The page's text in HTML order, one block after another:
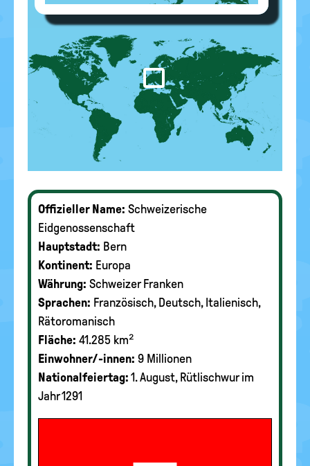
Offizieller Name: Schweizerische
Eidgenossenschaft
Hauptstadt: Bern
Kontinent: Europa
Währung: Schweizer Franken
Sprachen: Französisch, Deutsch, Italienisch,
Rätoromanisch
Fläche: 41.285 km²
Einwohner/-innen: 9 Millionen
Nationalfeiertag: 1. August, Rütlischwur im
Jahr 1291